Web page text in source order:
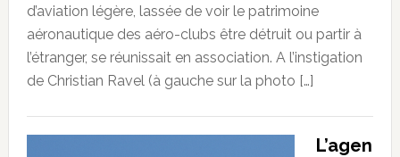
d’aviation légère, lassée de voir le patrimoine
aéronautique des aéro-clubs être détruit ou partir à
l’étranger, se réunissait en association. A l’instigation
de Christian Ravel (à gauche sur la photo […]
L’agen